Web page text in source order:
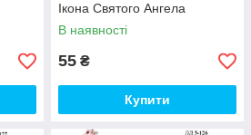
Ікона Святого Ангела
В наявності
55 ₴
Купити